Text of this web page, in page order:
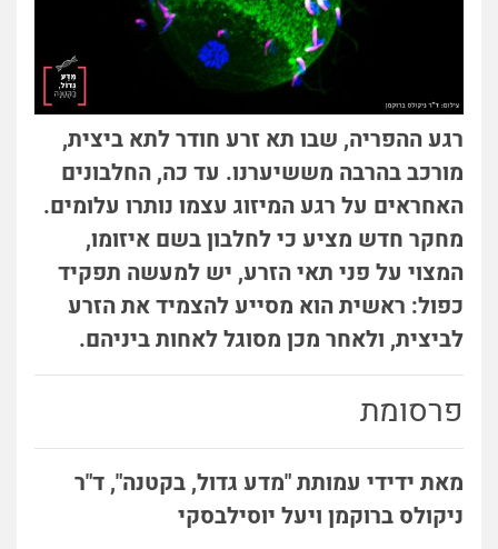
רגע ההפריה, שבו תא זרע חודר לתא ביצית,
מורכב בהרבה מששיערנו. עד כה, החלבונים
האחראים על רגע המיזוג עצמו נותרו עלומים.
מחקר חדש מציע כי לחלבון בשם איזומו,
המצוי על פני תאי הזרע, יש למעשה תפקיד
כפול: ראשית הוא מסייע להצמיד את הזרע
לביצית, ולאחר מכן מסוגל לאחות ביניהם.
פרסומת
מאת ידידי עמותת "מדע גדול, בקטנה", ד"ר
ניקולס ברוקמן ויעל יוסילבסקי